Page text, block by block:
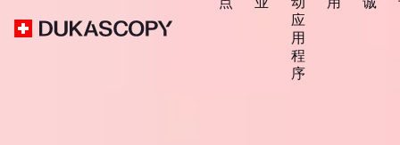
应
用
程
序